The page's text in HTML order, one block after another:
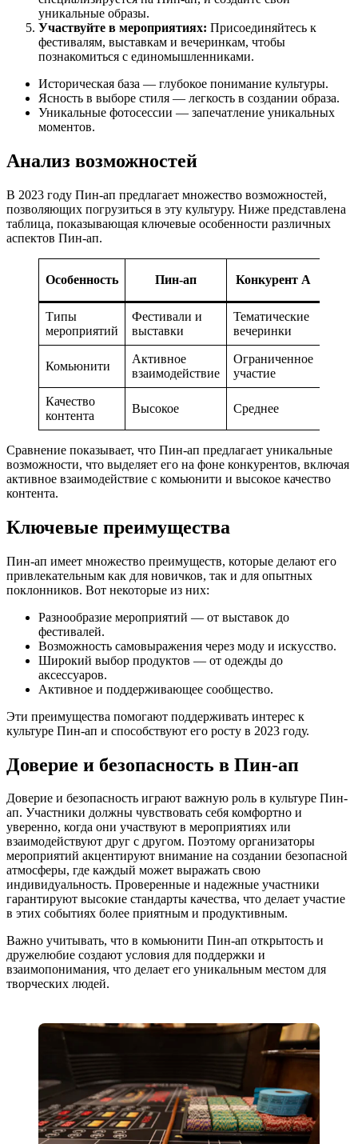
уникальные образы.
Участвуйте в мероприятиях: Присоединяйтесь к
фестивалям, выставкам и вечеринкам, чтобы
познакомиться с единомышленниками.
Историческая база — глубокое понимание культуры.
Ясность в выборе стиля — легкость в создании образа.
Уникальные фотосессии — запечатление уникальных
моментов.
Анализ возможностей
В 2023 году Пин-ап предлагает множество возможностей,
позволяющих погрузиться в эту культуру. Ниже представлена
таблица, показывающая ключевые особенности различных
аспектов Пин-ап.
Особенность Пин-ап Конкурент A
Типы
мероприятий
Фестивали и
выставки
Тематические
вечеринки
Комьюнити
Активное
взаимодействие
Ограниченное
участие
Качество
контента
Высокое Среднее
Сравнение показывает, что Пин-ап предлагает уникальные
возможности, что выделяет его на фоне конкурентов, включая
активное взаимодействие с комьюнити и высокое качество
контента.
Ключевые преимущества
Пин-ап имеет множество преимуществ, которые делают его
привлекательным как для новичков, так и для опытных
поклонников. Вот некоторые из них:
Разнообразие мероприятий — от выставок до
фестивалей.
Возможность самовыражения через моду и искусство.
Широкий выбор продуктов — от одежды до
аксессуаров.
Активное и поддерживающее сообщество.
Эти преимущества помогают поддерживать интерес к
культуре Пин-ап и способствуют его росту в 2023 году.
Доверие и безопасность в Пин-ап
Доверие и безопасность играют важную роль в культуре Пин-
ап. Участники должны чувствовать себя комфортно и
уверенно, когда они участвуют в мероприятиях или
взаимодействуют друг с другом. Поэтому организаторы
мероприятий акцентируют внимание на создании безопасной
атмосферы, где каждый может выражать свою
индивидуальность. Проверенные и надежные участники
гарантируют высокие стандарты качества, что делает участие
в этих событиях более приятным и продуктивным.
Важно учитывать, что в комьюнити Пин-ап открытость и
дружелюбие создают условия для поддержки и
взаимопонимания, что делает его уникальным местом для
творческих людей.